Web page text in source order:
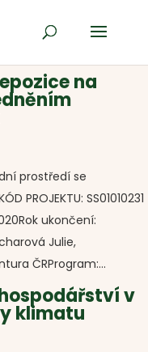
na
prostředí se
PROJEKTU: SS01010231
ukončení:
Julie,
ČRProgram:...
v
klimatu